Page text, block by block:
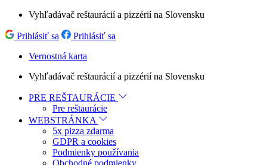
Vyhľadávač reštaurácií a pizzérií na Slovensku
Prihlásiť sa
Prihlásiť sa
Vernostná karta
Vyhľadávač reštaurácií a pizzérií na Slovensku
PRE REŠTAURÁCIE
Pre reštaurácie
WEBSTRÁNKA
5x pizza zdarma
GDPR a cookies
Podmienky používania
Obchodné podmienky